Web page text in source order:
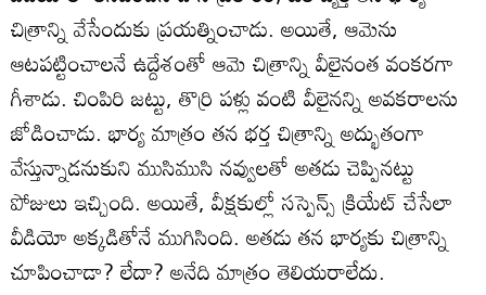
చిత్రాన్ని వేసేందుకు ప్రయత్నించాడు. అయితే, ఆమెను
ఆటపట్టించాలనే ఉద్దేశంతో ఆమె చిత్రాన్ని వీలైనంత వంకరగా
గీశాడు. చింపిరి జట్టు, తొర్రి పళ్లు వంటి వీలైనన్ని అవకరాలను
జోడించాడు. భార్య మాత్రం తన భర్త చిత్రాన్ని అద్భుతంగా
వేస్తున్నాడనుకుని ముసిముసి నవ్వులతో అతడు చెప్పినట్టు
పోజులు ఇచ్చింది. అయితే, వీక్షకుల్లో సస్పెన్స్ క్రియేట్ చేసేలా
వీడియో అక్కడితోనే ముగిసింది. అతడు తన భార్యకు చిత్రాన్ని
చూపించాడా? లేదా? అనేది మాత్రం తెలియరాలేదు.